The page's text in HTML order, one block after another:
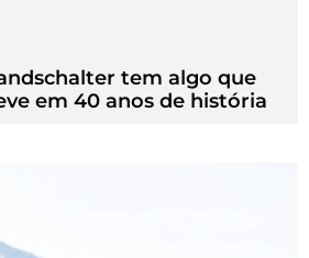
tem algo que
em 40 anos de história